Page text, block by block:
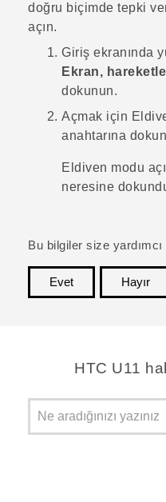
doğru biçimde tepki
açın.
Giriş ekranında
Ekran,
dokunun.
Açmak için
anahtarına
Eldiven modu
neresine
Bu bilgiler size
Evet
Hayır
HTC U11